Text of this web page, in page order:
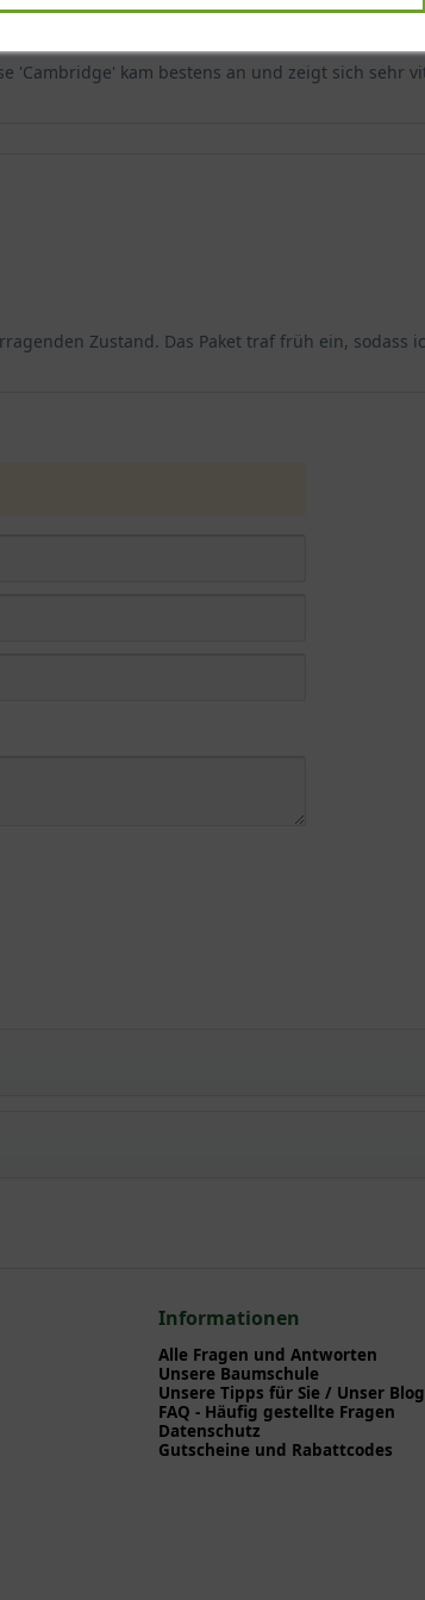
'Cambridge' kam bestens an und zeigt sich sehr
Zustand. Das Paket traf früh ein, sodass
Cambridge Garten-Storchschnabel
Informationen
Alle Fragen und Antworten
Unsere Baumschule
Unsere Tipps für Sie / Unser Blog
FAQ - Häufig gestellte Fragen
Datenschutz
Gutscheine und Rabattcodes